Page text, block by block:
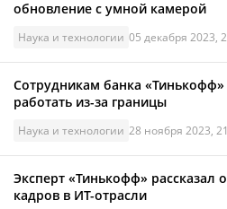
обновление с умной камерой
Наука и технологии 05 декабря 2023,
Сотрудникам банка «Тинькофф»
работать из-за границы
Наука и технологии 28 ноября 2023,
Эксперт «Тинькофф» рассказал
кадров в ИТ-отрасли